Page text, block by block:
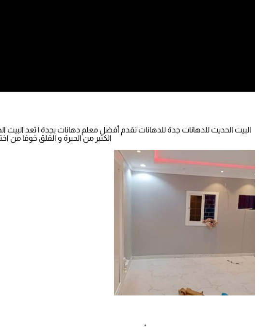
البيت الحديث للدهانات جدة للدهانات تقدم أفضل معلم دهانات بجدة | تعد
الكثير من الحيرة و القلق خوفا من